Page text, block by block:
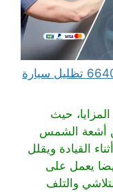
تظليل سيارات متنقل الكويت 66400552 تظليل سيارة
حيث
أشعة الشمس
القيادة ويقلل
يعمل على
والتلف